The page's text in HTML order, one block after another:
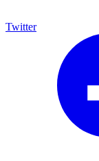
Twitter